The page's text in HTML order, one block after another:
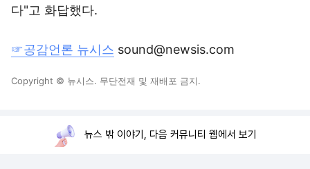
다"고 화답했다.
☞공감언론 뉴시스 sound@newsis.com
Copyright © 뉴시스. 무단전재 및 재배포 금지.
뉴스 밖 이야기, 다음 커뮤니티 웹에서 보기